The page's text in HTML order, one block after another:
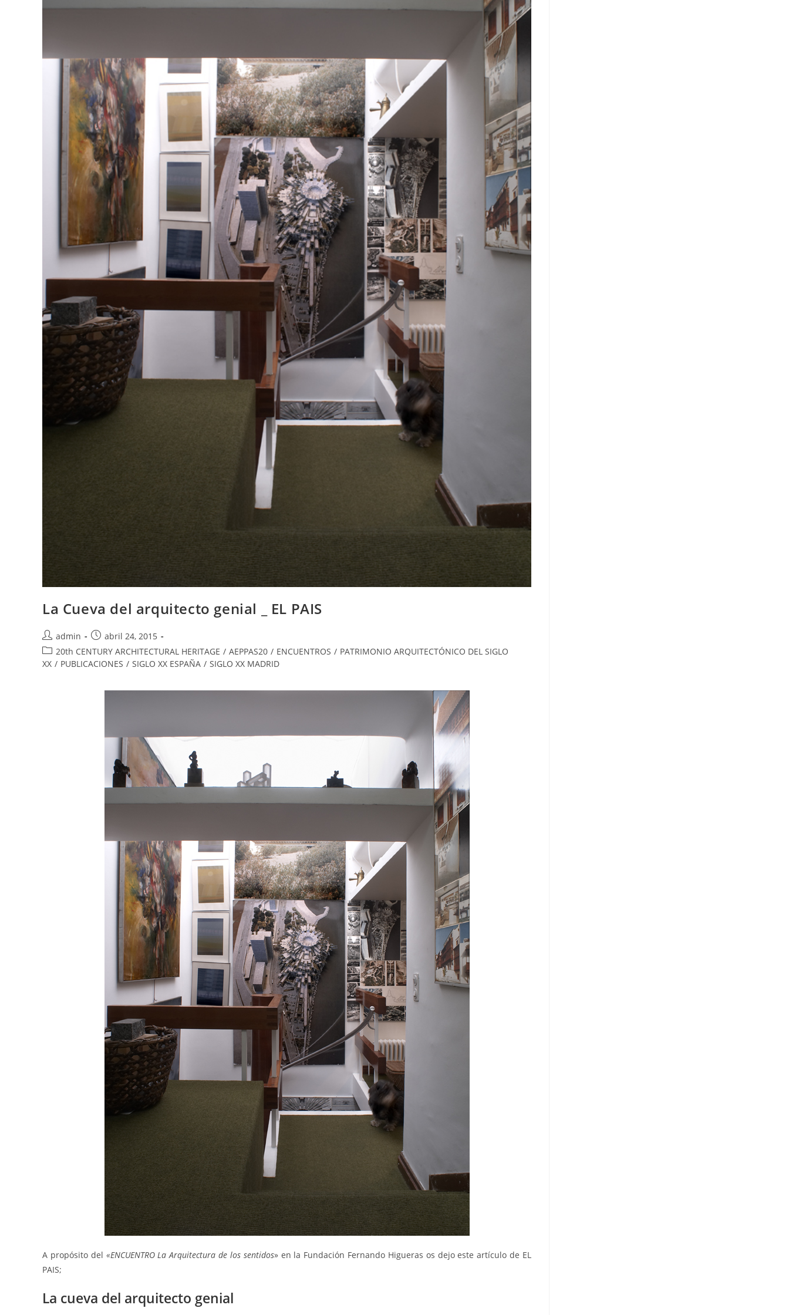
La Cueva del arquitecto genial _ EL PAIS
admin
abril 24, 2015
20th CENTURY ARCHITECTURAL HERITAGE / AEPPAS20 / ENCUENTROS / PATRIMONIO ARQUITECTÓNICO DEL SIGLO
XX / PUBLICACIONES / SIGLO XX ESPAÑA / SIGLO XX MADRID
A propósito del «ENCUENTRO La Arquitectura de los sentidos» en la Fundación Fernando Higueras os dejo este artículo de EL
PAIS;
La cueva del arquitecto genial